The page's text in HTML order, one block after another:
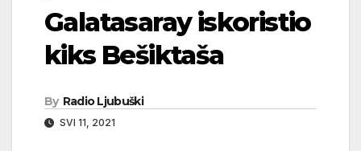
Galatasaray iskoristio
kiks Bešiktaša
By Radio Ljubuški
SVI 11, 2021